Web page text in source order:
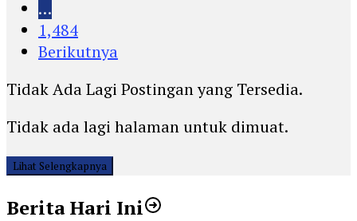
…
1,484
Berikutnya
Tidak Ada Lagi Postingan yang Tersedia.
Tidak ada lagi halaman untuk dimuat.
Lihat Selengkapnya
Berita Hari Ini